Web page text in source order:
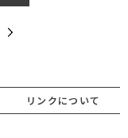
リンクについて